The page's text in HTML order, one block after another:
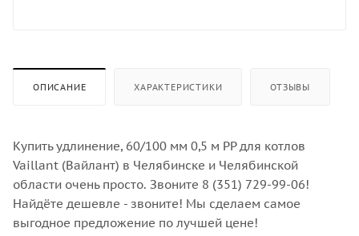
ОПИСАНИЕ ХАРАКТЕРИСТИКИ ОТЗЫВЫ
Купить удлинение, 60/100 мм 0,5 м РР для котлов
Vaillant (Вайлант) в Челябинске и Челябинской
области очень просто. Звоните 8 (351) 729-99-06!
Найдёте дешевле - звоните! Мы сделаем самое
выгодное предложение по лучшей цене!